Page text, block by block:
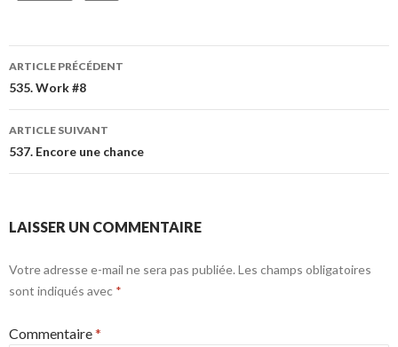
ARTICLE PRÉCÉDENT
535. Work #8
ARTICLE SUIVANT
537. Encore une chance
LAISSER UN COMMENTAIRE
Votre adresse e-mail ne sera pas publiée. Les champs obligatoires
sont indiqués avec *
Commentaire*